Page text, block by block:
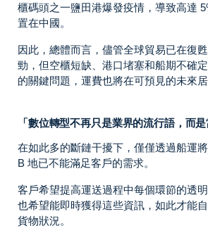
櫃碼頭之一鹽田港爆發疫情，導致高達
置在中國。
因此，總體而言，儘管全球貿易已在復
勁，但空櫃短缺、港口堵塞和船期不確
的關鍵問題，運費也將在可預見的未來居
「數位轉型不再只是業界的流行語，而是
在如此多的斷鏈干擾下，僅僅透過船運
B 地已不能滿足客戶的需求。
客戶希望提高運送過程中每個環節的透
也希望能即時獲得這些資訊，如此才能
貨物狀況。